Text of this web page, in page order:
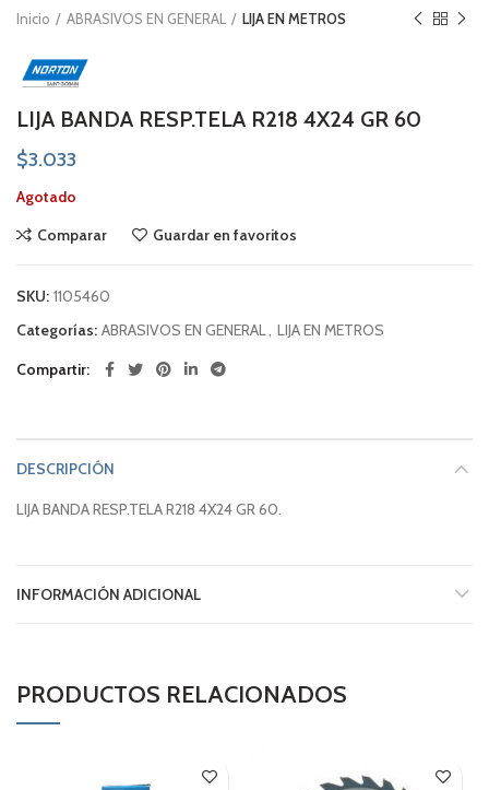
Inicio ABRASIVOS EN GENERAL LIJA EN METROS
LIJA BANDA RESP.TELA R218 4X24 GR 60
$3.033
Agotado
Comparar
Guardar en favoritos
SKU: 1105460
Categorías: ABRASIVOS EN GENERAL, LIJA EN METROS
Compartir
DESCRIPCIÓN
LIJA BANDA RESP.TELA R218 4X24 GR 60.
INFORMACIÓN ADICIONAL
PRODUCTOS RELACIONADOS